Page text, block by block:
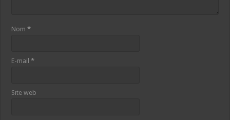
Nom*
E-mail*
Site web